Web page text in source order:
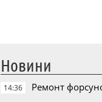
Новини
14:36 Ремонт